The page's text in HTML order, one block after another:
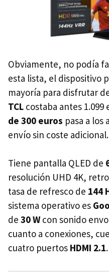
Obviamente, no podía
esta lista, el dispositivo
mayoría para disfrutar
TCL costaba antes
de 300 euros pasa a los
envío sin coste adicional.
Tiene pantalla QLED de
resolución UHD 4K,
tasa de refresco de 144
sistema operativo es
de 30 Wcon sonido
cuanto a conexiones,
cuatro puertos HDMI 2.1.